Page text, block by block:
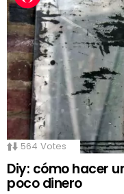
564 Votes
Diy: cómo hacer
poco dinero